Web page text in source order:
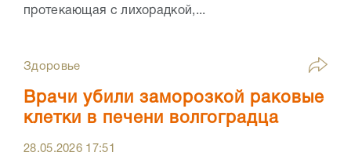
протекающая с лихорадкой,...
Здоровье
Врачи убили заморозкой раковые
клетки в печени волгоградца
28.05.2026 17:51